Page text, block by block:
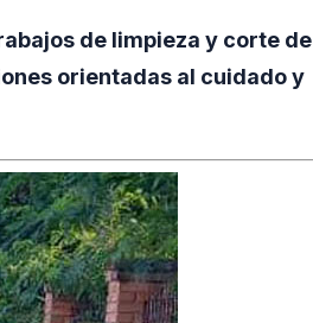
de limpieza y corte de
orientadas al cuidado y